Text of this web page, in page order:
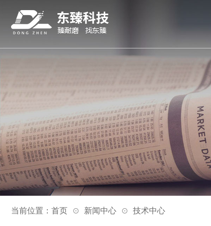
当前位置： 首页 新闻中心 技术中心